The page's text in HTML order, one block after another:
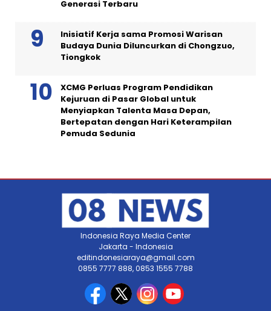
Generasi Terbaru
Inisiatif Kerja sama Promosi Warisan
Budaya Dunia Diluncurkan di Chongzuo,
Tiongkok
XCMG Perluas Program Pendidikan
Kejuruan di Pasar Global untuk
Menyiapkan Talenta Masa Depan,
Bertepatan dengan Hari Keterampilan
Pemuda Sedunia
Indonesia Raya Media Center
Jakarta - Indonesia
editindonesiaraya@gmail.com
0855 7777 888, 0853 1555 7788